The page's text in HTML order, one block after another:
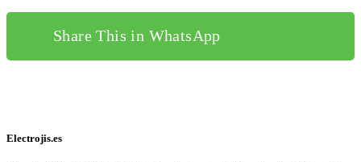
Share This in WhatsApp
Electrojis.es